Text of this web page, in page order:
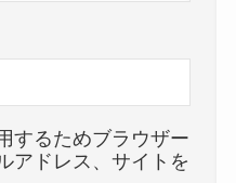
するためブラウザー
アドレス、サイトを